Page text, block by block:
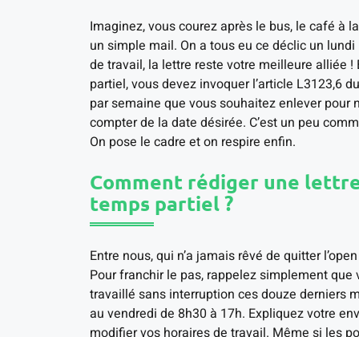
Imaginez, vous courez après le bus, le café à
un simple mail. On a tous eu ce déclic un
de travail, la lettre reste votre meilleure alliée
partiel, vous devez invoquer l’article L3123,6
par semaine que vous souhaitez enlever pour
compter de la date désirée. C’est un peu
On pose le cadre et on respire enfin.
Comment rédiger une
temps partiel ?
Entre nous, qui n’a jamais rêvé de quitter
Pour franchir le pas, rappelez simplement
travaillé sans interruption ces douze derniers
au vendredi de 8h30 à 17h. Expliquez votre